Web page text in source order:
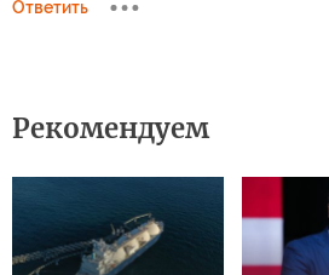
Ответить
Рекомендуем